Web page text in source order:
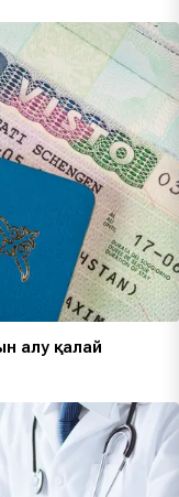
алу қалай